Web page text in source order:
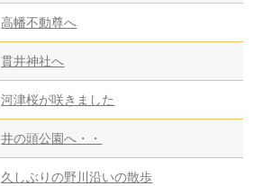
高幡不動尊へ
貫井神社へ
河津桜が咲きました
井の頭公園へ・・
久しぶりの野川沿いの散歩